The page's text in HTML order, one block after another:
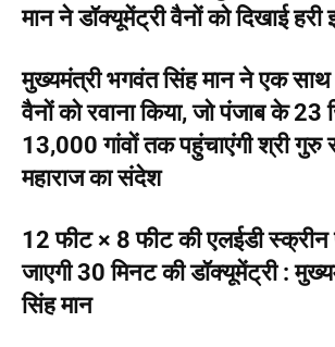
मान ने डॉक्यूमेंट्री वैनों को दिखाई हरी
मुख्यमंत्री भगवंत सिंह मान ने एक
वैनों को रवाना किया, जो पंजाब के 23
13,000 गांवों तक पहुंचाएंगी श्री गुरु
महाराज का संदेश
12 फीट × 8 फीट की एलईडी स्क्रीन
जाएगी 30 मिनट की डॉक्यूमेंट्री :
सिंह मान